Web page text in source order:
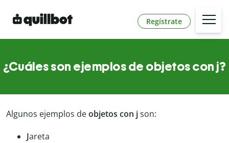
Regístrate
¿Cuáles son ejemplos de objetos con j?
Algunos ejemplos deobjetos con json:
Jareta